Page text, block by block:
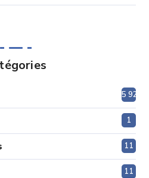
5 920
1
11
11